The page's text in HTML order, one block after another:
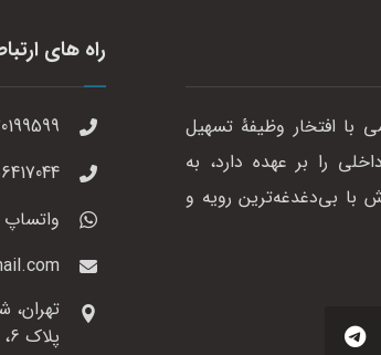
با افتخار وظیفهٔ تسهیل
را بر عهده دارد، به
با بی‌دغدغه‌ترین رویه و
راه های
پلاک 6، طبقه دوم